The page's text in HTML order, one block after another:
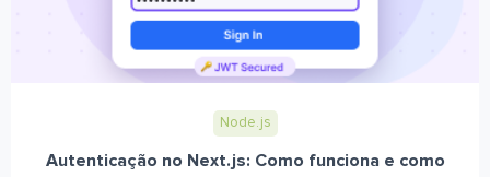
Node.js
Autenticação no Next.js: Como funciona e como